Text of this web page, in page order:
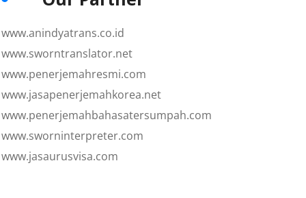
www.anindyatrans.co.id
www.sworntranslator.net
www.penerjemahresmi.com
www.jasapenerjemahkorea.net
www.penerjemahbahasatersumpah.com
www.sworninterpreter.com
www.jasaurusvisa.com